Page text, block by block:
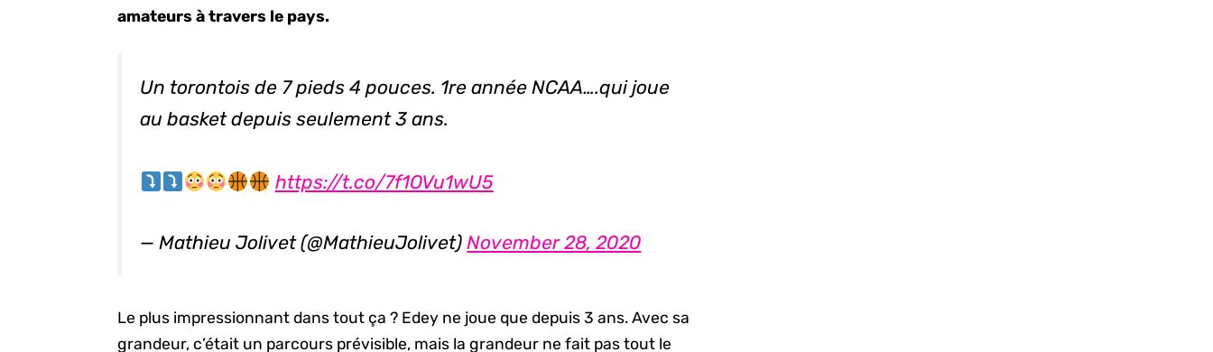
amateurs à travers le pays.
Un torontois de 7 pieds 4 pouces. 1re année NCAA….qui joue
au basket depuis seulement 3 ans.
https://t.co/7f1OVu1wU5
— Mathieu Jolivet (@MathieuJolivet)November 28, 2020
Le plus impressionnant dans tout ça ? Edey ne joue que depuis 3 ans. Avec sa
grandeur, c’était un parcours prévisible, mais la grandeur ne fait pas tout le